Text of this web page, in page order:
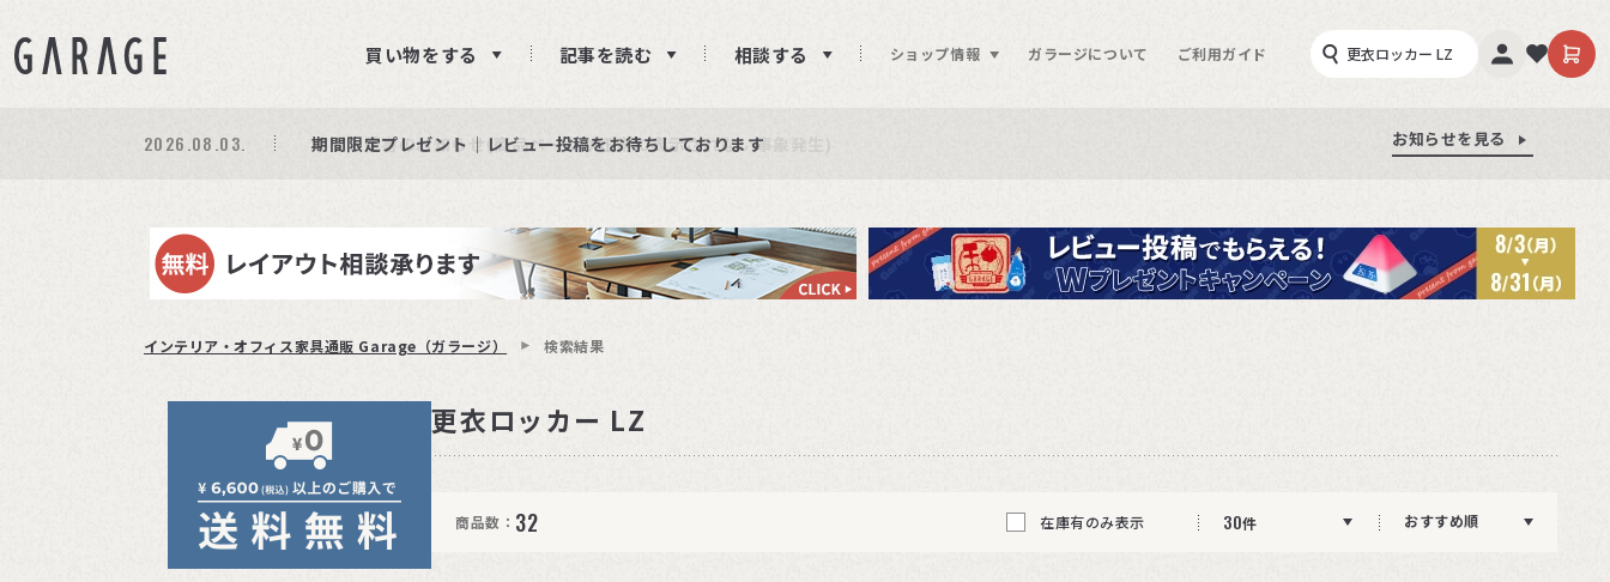
買い物をする 記事を読む 相談する ショップ情報 ガラージについて ご利用ガイド
2026.08.03. 期間限定プレゼント│レビュー投稿をお待ちしております お知らせを見る
商品ページ障害復旧のお知らせ お知らせを見る
サイト障害のお知らせ(商品ページが正常に表示されない事象発生) お知らせを見る
インテリア・オフィス家具通販 Garage（ガラージ） 検索結果
更衣ロッカー LZ
商品数： 32 在庫有のみ表示 30件 おすすめ順